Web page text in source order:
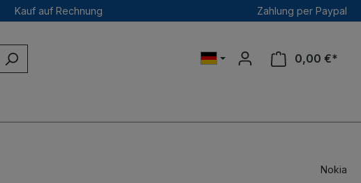
Kauf auf Rechnung Zahlung per Paypal
0,00 €*
Nokia